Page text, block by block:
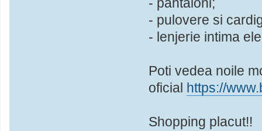
- pulovere si
- lenjerie intima
Poti vedea noile
oficial https://
Shopping placut!!